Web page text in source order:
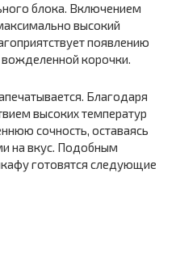
блока. Включением
высокий
появлению
корочки.
Благодаря
высоких температур
сочность, оставаясь
на вкус. Подобным
готовятся следующие